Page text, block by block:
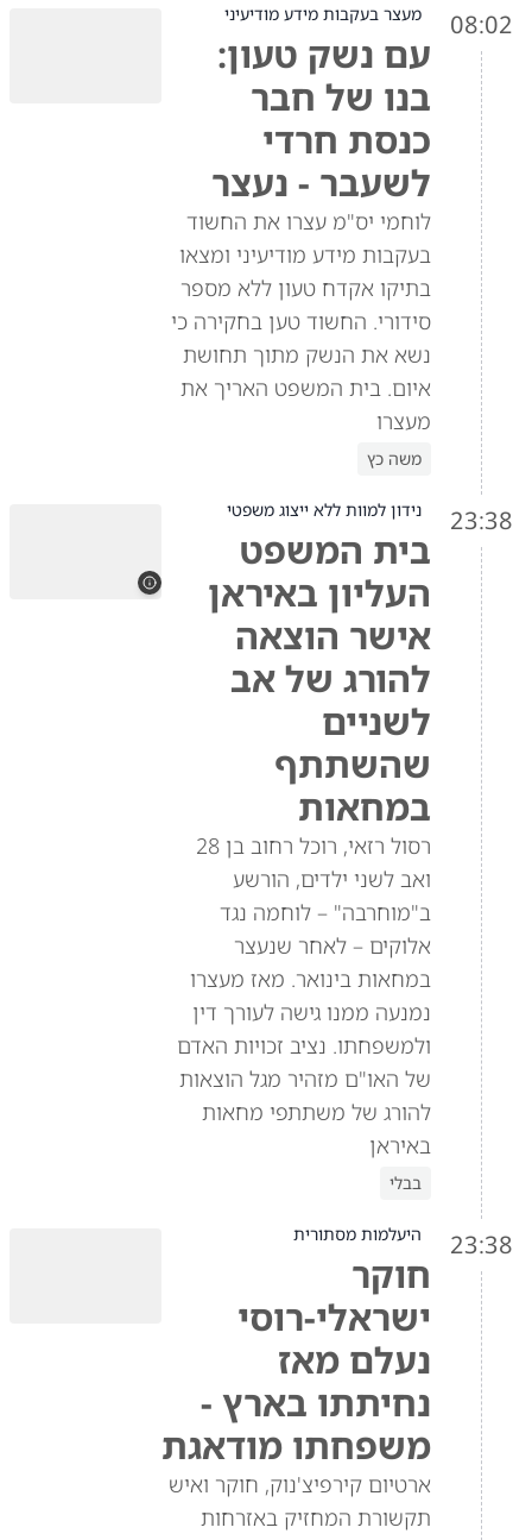
08:02 מעצר בעקבות מידע מודיעיני
עם נשק טעון:
בנו של חבר
כנסת חרדי
לשעבר - נעצר
לוחמי יס"מ עצרו את החשוד
בעקבות מידע מודיעיני ומצאו
בתיקו אקדח טעון ללא מספר
סידורי. החשוד טען בחקירה כי
נשא את הנשק מתוך תחושת
איום. בית המשפט האריך את
מעצרו
משה כץ
23:38 נידון למוות ללא ייצוג משפטי
בית המשפט
העליון באיראן
אישר הוצאה
להורג של אב
לשניים
שהשתתף
במחאות
רסול רזאי, רוכל רחוב בן 28
ואב לשני ילדים, הורשע
ב"מוחרבה" – לוחמה נגד
אלוקים – לאחר שנעצר
במחאות בינואר. מאז מעצרו
נמנעה ממנו גישה לעורך דין
ולמשפחתו. נציב זכויות האדם
של האו"ם מזהיר מגל הוצאות
להורג של משתתפי מחאות
באיראן
בבלי
23:38 היעלמות מסתורית
חוקר
ישראלי-רוסי
נעלם מאז
נחיתתו בארץ -
משפחתו מודאגת
ארטיום קירפיצ'נוק, חוקר ואיש
תקשורת המחזיק באזרחות